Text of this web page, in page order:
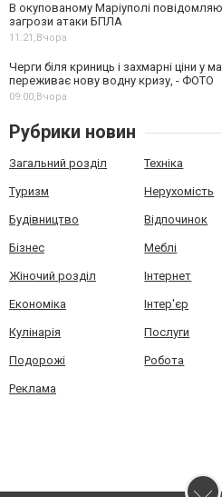
В окупованому Маріуполі
загрози атаки БПЛА
11:21,Вчора
Черги біля криниць і захмарні ціни у
переживає нову водну кризу, - ФОТО
09:00,Вчора
Рубрики новин
Загальний розділ Техніка
Туризм Нерухомість
Будівництво Відпочинок
Бізнес Меблі
Жіночий розділ Інтернет
Економіка Інтер'єр
Кулінарія Послуги
Подорожі Робота
Реклама